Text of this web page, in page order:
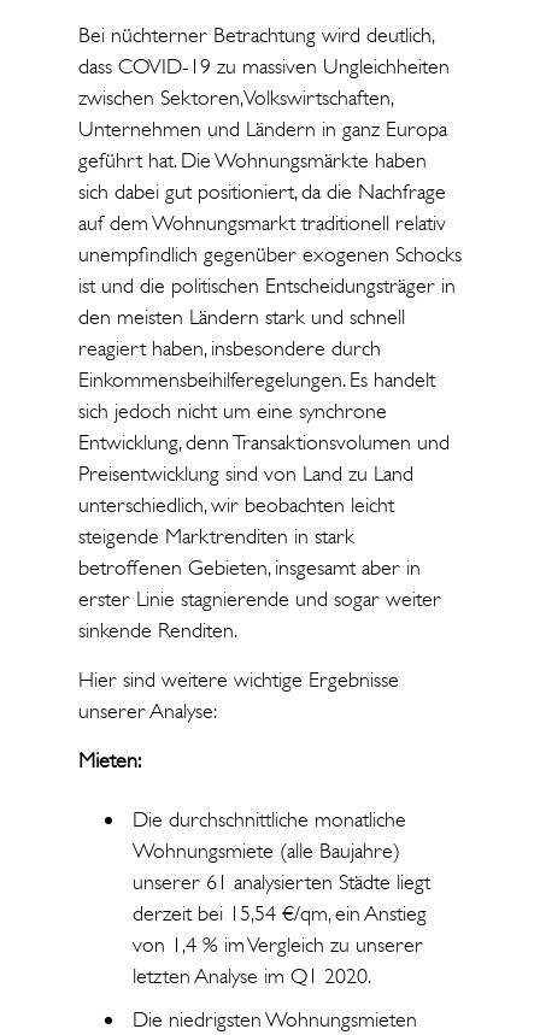
Bei nüchterner Betrachtung wird deutlich,
dass COVID-19 zu massiven Ungleichheiten
zwischen Sektoren, Volkswirtschaften,
Unternehmen und Ländern in ganz Europa
geführt hat. Die Wohnungsmärkte haben
sich dabei gut positioniert, da die Nachfrage
auf dem Wohnungsmarkt traditionell relativ
unempfindlich gegenüber exogenen Schocks
ist und die politischen Entscheidungsträger in
den meisten Ländern stark und schnell
reagiert haben, insbesondere durch
Einkommensbeihilferegelungen. Es handelt
sich jedoch nicht um eine synchrone
Entwicklung, denn Transaktionsvolumen und
Preisentwicklung sind von Land zu Land
unterschiedlich, wir beobachten leicht
steigende Marktrenditen in stark
betroffenen Gebieten, insgesamt aber in
erster Linie stagnierende und sogar weiter
sinkende Renditen.
Hier sind weitere wichtige Ergebnisse
unserer Analyse:
Mieten:
Die durchschnittliche monatliche
Wohnungsmiete (alle Baujahre)
unserer 61 analysierten Städte liegt
derzeit bei 15,54 €/qm, ein Anstieg
von 1,4 % im Vergleich zu unserer
letzten Analyse im Q1 2020.
Die niedrigsten Wohnungsmieten